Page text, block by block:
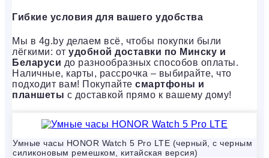
Гибкие условия для вашего удобства
Мы в 4g.by делаем всё, чтобы покупки были
лёгкими: от удобной доставки по Минску и
Беларуси до разнообразных способов оплаты.
Наличные, карты, рассрочка – выбирайте, что
подходит вам! Покупайте смартфоны и
планшеты с доставкой прямо к вашему дому!
Умные часы HONOR Watch 5 Pro LTE (черный, с черным
силиконовым ремешком, китайская версия)